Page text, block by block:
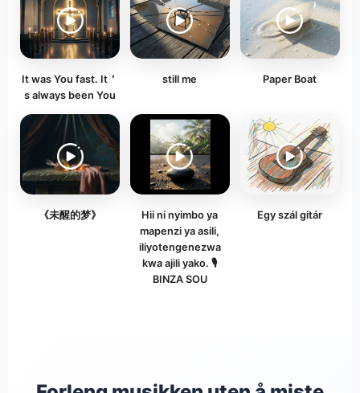
It was You fast. It＇
s always been You
still me Paper Boat
《未醒的梦》
Hii ni nyimbo ya
mapenzi ya asili,
iliyotengenezwa
kwa ajili yako. 🎙️
BINZA SOU
Egy szál gitár